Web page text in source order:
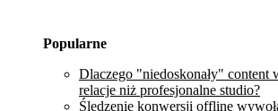
Popularne
Dlaczego "niedoskonały" content
relacje niż profesjonalne studio?
Śledzenie konwersji offline